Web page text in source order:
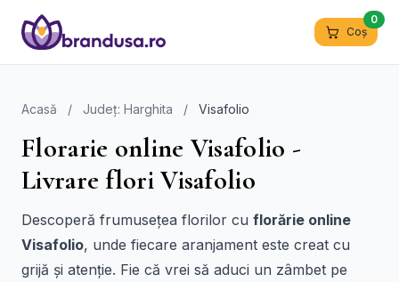
Coș
0
Acasă / Județ: Harghita / Visafolio
Florarie online Visafolio -
Livrare flori Visafolio
Descoperă frumusețea florilor cu florărie online
Visafolio, unde fiecare aranjament este creat cu
grijă și atenție. Fie că vrei să aduci un zâmbet pe